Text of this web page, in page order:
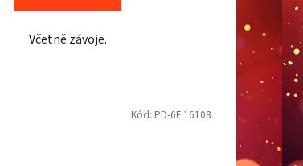
Včetně závoje.
Kód: PD-6F 16108